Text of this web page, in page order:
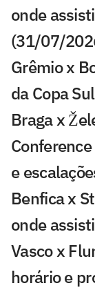
onde
(31/07/
Grêmio x
da Copa
Braga x
e
Benfica x
onde
Vasco x
horário e